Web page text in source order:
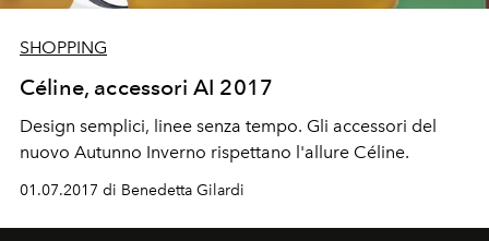
SHOPPING
Céline, accessori AI 2017
Design semplici, linee senza tempo. Gli accessori del
nuovo Autunno Inverno rispettano l'allure Céline.
01.07.2017 di Benedetta Gilardi